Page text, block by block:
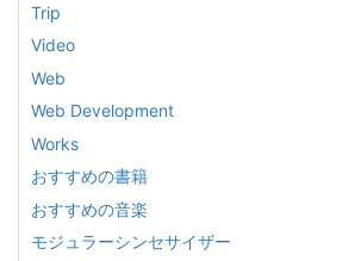
Trip
Video
Web
Web Development
Works
おすすめの書籍
おすすめの音楽
モジュラーシンセサイザー